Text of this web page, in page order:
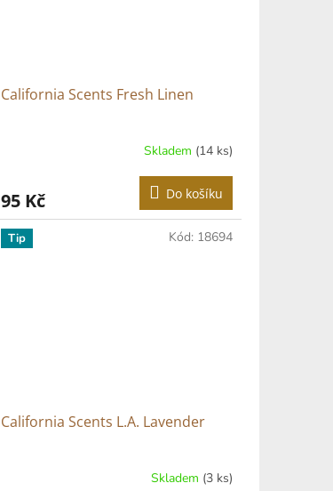
California Scents Fresh Linen
Skladem (14 ks)
95 Kč Do košíku
Tip
California Scents L.A. Lavender
Skladem (3 ks)
Kód: 18694